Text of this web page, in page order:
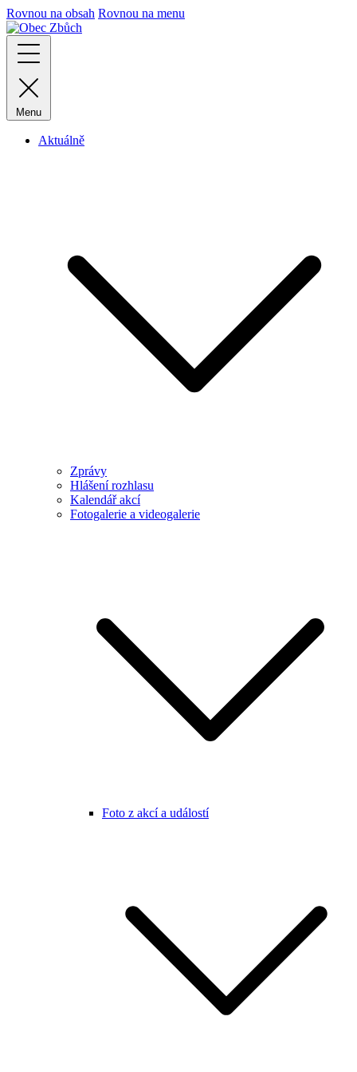
Rovnou na obsah Rovnou na menu
Menu
Aktuálně
Zprávy
Hlášení rozhlasu
Kalendář akcí
Fotogalerie a videogalerie
Foto z akcí a událostí